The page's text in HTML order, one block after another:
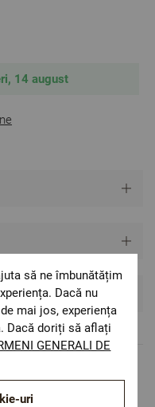
14 august
lei pe teritoriul
să ne îmbunătățim
Dacă nu
mai jos, experiența
Dacă doriți să aflați
GENERALI DE
uri